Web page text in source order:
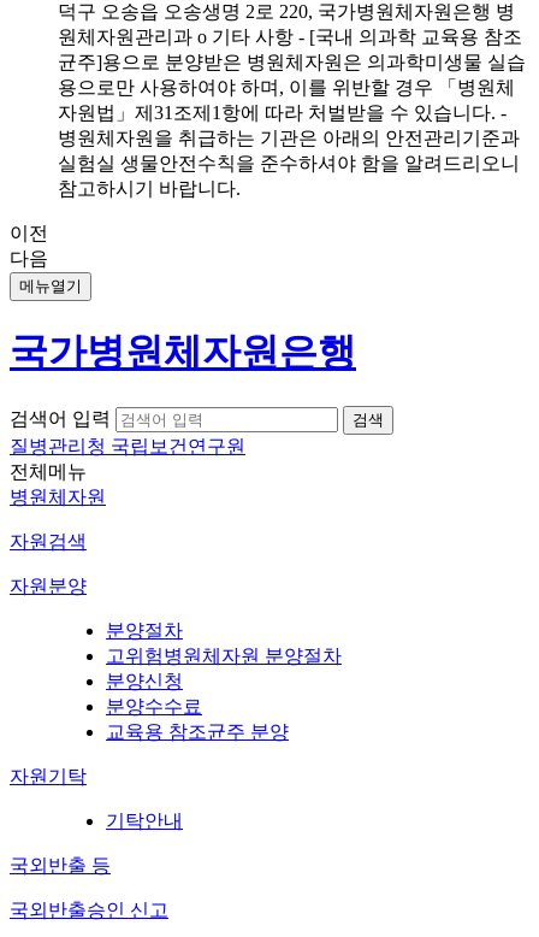
덕구 오송읍 오송생명 2로 220, 국가병원체자원은행 병
원체자원관리과 o 기타 사항 - [국내 의과학 교육용 참조
균주]용으로 분양받은 병원체자원은 의과학미생물 실습
용으로만 사용하여야 하며, 이를 위반할 경우 「병원체
자원법」제31조제1항에 따라 처벌받을 수 있습니다. -
병원체자원을 취급하는 기관은 아래의 안전관리기준과
실험실 생물안전수칙을 준수하셔야 함을 알려드리오니
참고하시기 바랍니다.
이전
다음
메뉴열기
국가병원체자원은행
검색어 입력
질병관리청 국립보건연구원
전체메뉴
병원체자원
자원검색
자원분양
분양절차
고위험병원체자원 분양절차
분양신청
분양수수료
교육용 참조균주 분양
자원기탁
기탁안내
국외반출 등
국외반출승인 신고